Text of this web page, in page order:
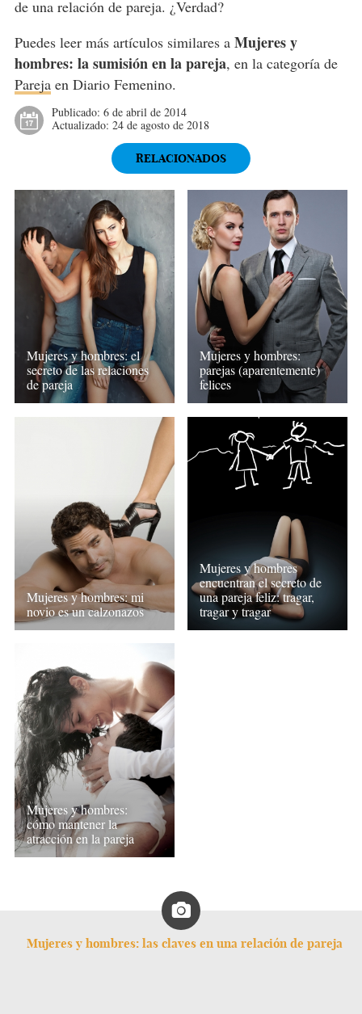
de una relación de pareja. ¿Verdad?
Puedes leer más artículos similares a Mujeres y
hombres: la sumisión en la pareja, en la categoría de
Parejaen Diario Femenino.
Publicado: 6 de abril de 2014
Actualizado: 24 de agosto de 2018
RELACIONADOS
Mujeres y hombres: el
secreto de las relaciones
de pareja
Mujeres y hombres:
parejas (aparentemente)
felices
Mujeres y hombres: mi
novio es un calzonazos
Mujeres y hombres
encuentran el secreto de
una pareja feliz: tragar,
tragar y tragar
Mujeres y hombres:
cómo mantener la
atracción en la pareja
Mujeres y hombres: las claves en una relación de pareja